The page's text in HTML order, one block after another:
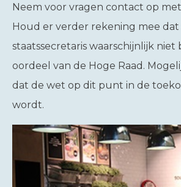
Neem voor vragen contact op
Houd er verder rekening mee dat
staatssecretaris waarschijnlijk niet
oordeel van de Hoge Raad.
dat de wet op dit punt in de
wordt.